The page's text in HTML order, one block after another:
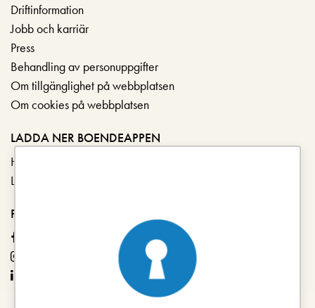
Driftinformation
Jobb och karriär
Press
Behandling av personuppgifter
Om tillgänglighet på webbplatsen
Om cookies på webbplatsen
LADDA NER BOENDEAPPEN
Hämta i App Store
Ladda ner på Google Play
FÖLJ OSS